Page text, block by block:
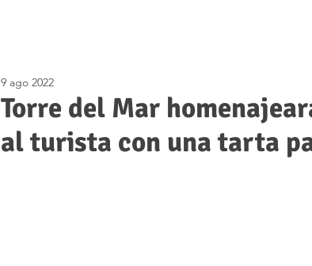
Torre del Mar
al turista con una tarta
9 ago 2022